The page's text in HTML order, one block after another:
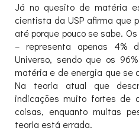
Já no quesito de matéria
cientista da USP afirma que
até porque pouco se sabe.
– representa apenas 4%
Universo, sendo que os
matéria e de energia que se
Na teoria atual que
indicações muito fortes de
coisas, enquanto muitas
teoria está errada.